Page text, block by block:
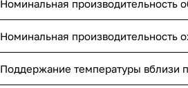
Номинальная производительность
Номинальная производительность
Поддержание температуры вблизи